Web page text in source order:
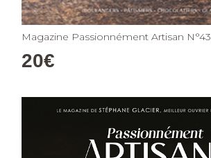
Magazine Passionnément Artisan N°43
20€